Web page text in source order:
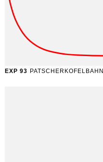
EXP 93 PATSCHERKOFELBAHN